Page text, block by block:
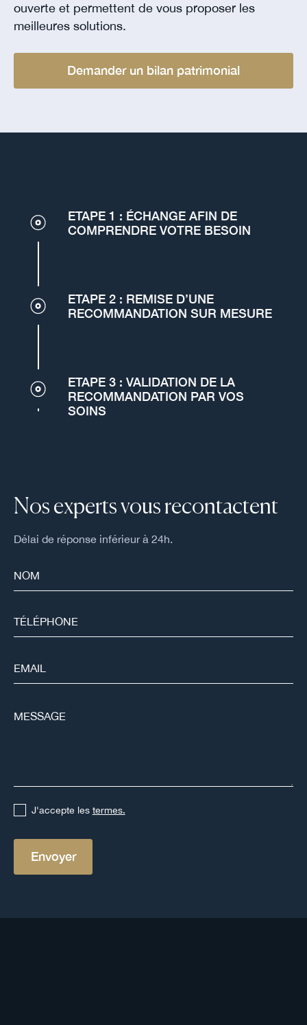
ouverte et permettent de vous proposer les
meilleures solutions.
Demander un bilan patrimonial
ETAPE 1 : ÉCHANGE AFIN DE
COMPRENDRE VOTRE BESOIN
ETAPE 2 : REMISE D’UNE
RECOMMANDATION SUR MESURE
ETAPE 3 : VALIDATION DE LA
RECOMMANDATION PAR VOS
SOINS
Nos experts vous recontactent
Délai de réponse inférieur à 24h.
J'accepte les termes.